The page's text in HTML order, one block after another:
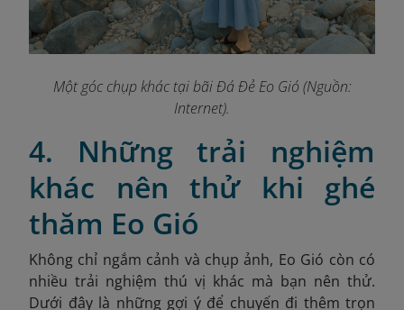
Một góc chụp khác tại bãi Đá Đẻ Eo Gió (Nguồn:
Internet).
4. Những trải nghiệm
khác nên thử khi ghé
thăm Eo Gió
Không chỉ ngắm cảnh và chụp ảnh, Eo Gió còn có
nhiều trải nghiệm thú vị khác mà bạn nên thử.
Dưới đây là những gợi ý để chuyến đi thêm trọn